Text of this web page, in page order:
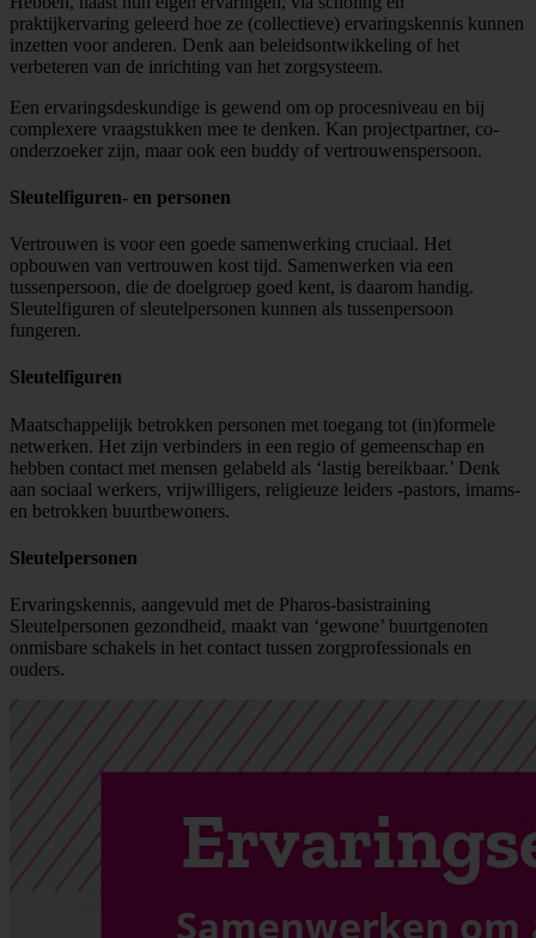
praktijkervaring geleerd hoe ze (collectieve) ervaringskennis kunnen
inzetten voor anderen. Denk aan beleidsontwikkeling of het
verbeteren van de inrichting van het zorgsysteem.
Een ervaringsdeskundige is gewend om op procesniveau en bij
complexere vraagstukken mee te denken. Kan projectpartner, co-
onderzoeker zijn, maar ook een buddy of vertrouwenspersoon.
Sleutelfiguren- en personen
Vertrouwen is voor een goede samenwerking cruciaal. Het
opbouwen van vertrouwen kost tijd. Samenwerken via een
tussenpersoon, die de doelgroep goed kent, is daarom handig.
Sleutelfiguren of sleutelpersonen kunnen als tussenpersoon
fungeren.
Sleutelfiguren
Maatschappelijk betrokken personen met toegang tot (in)formele
netwerken. Het zijn verbinders in een regio of gemeenschap en
hebben contact met mensen gelabeld als ‘lastig bereikbaar.’ Denk
aan sociaal werkers, vrijwilligers, religieuze leiders -pastors, imams-
en betrokken buurtbewoners.
Sleutelpersonen
Ervaringskennis, aangevuld met de Pharos-basistraining
Sleutelpersonen gezondheid, maakt van ‘gewone’ buurtgenoten
onmisbare schakels in het contact tussen zorgprofessionals en
ouders.